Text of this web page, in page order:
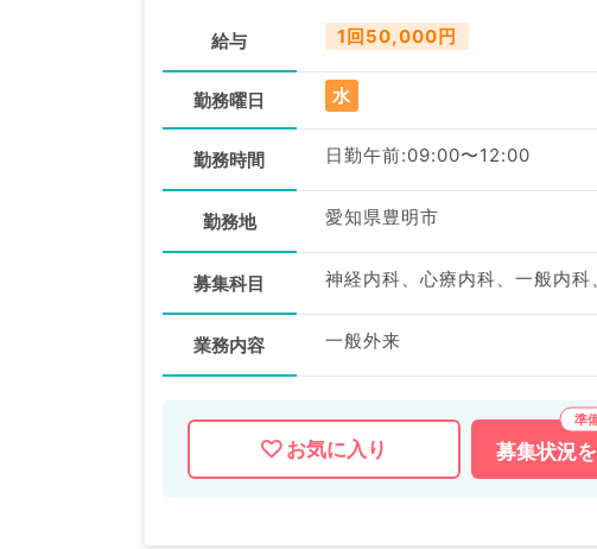
給与 1回50,000円
勤務曜日 水
勤務時間 日勤午前:09:00〜12:00
勤務地 愛知県豊明市
募集科目
業務内容 一般外来
お気に入り 募集状況を